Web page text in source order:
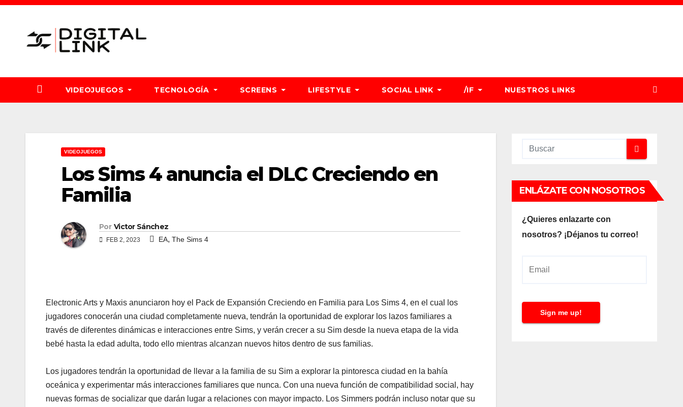
Saltar
contenido
VIDEOJUEGOS TECNOLOGÍA SCREENS LIFESTYLE SOCIAL LINK /IF NUESTROS LINKS
VIDEOJUEGOS
Los Sims 4 anuncia el DLC Creciendo en
Familia
Por Victor Sánchez
FEB 2, 2023 EA, The Sims 4
Electronic Arts y Maxis anunciaron hoy el Pack de Expansión Creciendo en Familia para Los Sims 4, en el cual los
jugadores conocerán una ciudad completamente nueva, tendrán la oportunidad de explorar los lazos familiares a
través de diferentes dinámicas e interacciones entre Sims, y verán crecer a su Sim desde la nueva etapa de la vida
bebé hasta la edad adulta, todo ello mientras alcanzan nuevos hitos dentro de sus familias.
Los jugadores tendrán la oportunidad de llevar a la familia de su Sim a explorar la pintoresca ciudad en la bahía
oceánica y experimentar más interacciones familiares que nunca. Con una nueva función de compatibilidad social, hay
nuevas formas de socializar que darán lugar a relaciones con mayor impacto. Los Simmers podrán incluso notar que su
ENLÁZATE CON NOSOTROS
¿Quieres enlazarte con
nosotros? ¡Déjanos tu correo!
l
Sign me up!